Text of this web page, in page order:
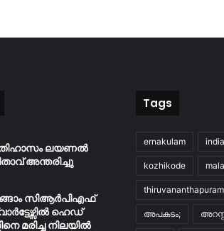
ലയണൽ
അന്തരിച്ചു
സിആർപിഎഫ്
ഹെഡ്
മരിച്ച നിലയിൽ
Tags
ernakulam india
kozhikode
thiruvananthapuram
അപകടം;